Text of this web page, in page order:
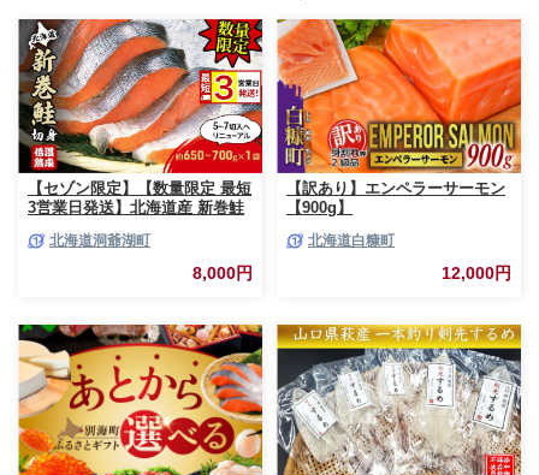
【0322601】
【セゾン限定】【数量限定 最短
3営業日発送】北海道産 新巻鮭
700g/5～7切入) 最短配送 北海
道 秋鮭 小分け 鮭 さけ しゃけ
シャケ 中塩 海鮮 冷凍 お弁当
モン サケ
北海道洞爺湖町
8,000円
【訳あり】エンペラーサーモン
【900g】
北海道白糠町
12,000円